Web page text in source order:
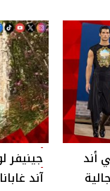
أند
جينيفر
آند